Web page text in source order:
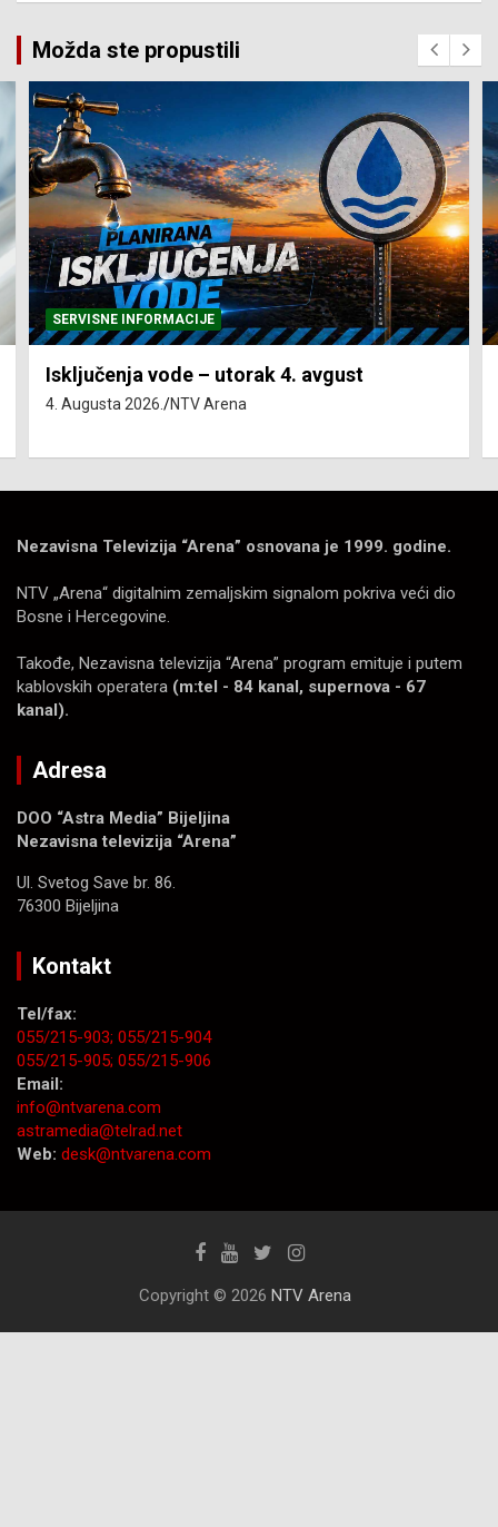
Možda ste propustili
SERVISNE INFORMACIJE
Isključenja vode – utorak 4. avgust
4. Augusta 2026. NTV Arena
Nezavisna Televizija “Arena” osnovana je 1999. godine.
NTV „Arena“ digitalnim zemaljskim signalom pokriva veći dio
Bosne i Hercegovine.
Takođe, Nezavisna televizija “Arena” program emituje i putem
kablovskih operatera (m:tel - 84 kanal, supernova - 67
kanal).
Adresa
DOO “Astra Media” Bijeljina
Nezavisna televizija “Arena”
Ul. Svetog Save br. 86.
76300 Bijeljina
Kontakt
Tel/fax:
055/215-903; 055/215-904
055/215-905; 055/215-906
Email:
info@ntvarena.com
astramedia@telrad.net
Web: desk@ntvarena.com
Copyright © 2026 NTV Arena